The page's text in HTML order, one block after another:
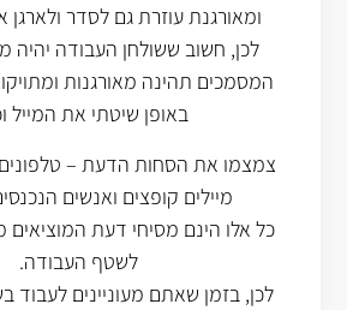
ומאורגנת עוזרת גם לסדר
לכן, חשוב ששולחן העבודה יהיה
המסמכים תהינה מאורגנות
באופן שיטתי את המייל
צמצמו את הסחות הדעת –
מיילים קופצים ואנשים
כל אלו הינם מסיחי דעת המוציאים
לשטף העבודה.
לכן, בזמן שאתם מעוניינים לעבוד